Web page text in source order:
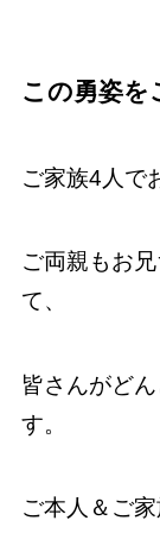
この勇姿を
ご家族4人で
ご両親もお
て、
皆さんがど
す。
ご本人＆ご